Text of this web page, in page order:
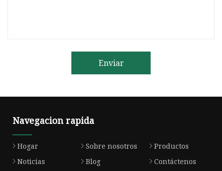
Enviar
Navegacion rapida
Hogar Sobre nosotros
Productos
Noticias
Blog
Contáctenos